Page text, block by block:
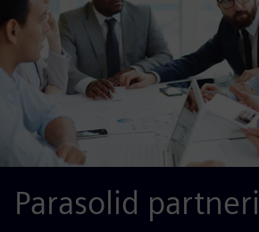
Parasolid partneri